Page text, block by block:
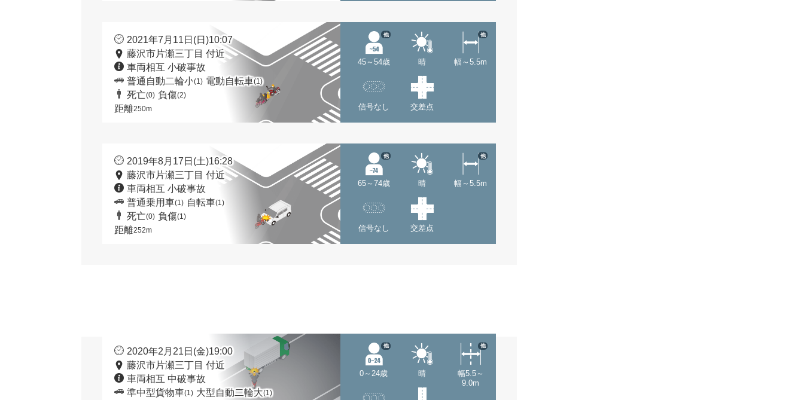
2021年7月11日(日)10:07
藤沢市片瀬三丁目 付近
車両相互 小破事故
普通自動二輪小(1) 電動自転車(1)
死亡(0) 負傷(2)
距離250m
45～54歳
他
晴 幅～5.5m
他
信号なし 交差点
2019年8月17日(土)16:28
藤沢市片瀬三丁目 付近
車両相互 小破事故
普通乗用車(1) 自転車(1)
死亡(0) 負傷(1)
距離252m
65～74歳
他
晴 幅～5.5m
他
信号なし 交差点
2020年2月21日(金)19:00
藤沢市片瀬三丁目 付近
車両相互 中破事故
準中型貨物車(1) 大型自動二輪大(1)
0～24歳
他
晴
幅5.5～
9.0m
他